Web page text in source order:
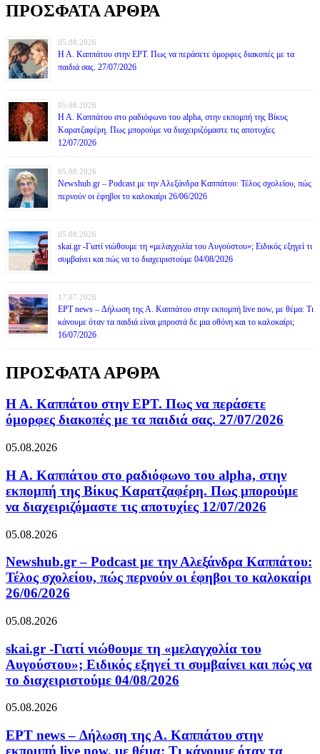
ΠΡΟΣΦΑΤΑ ΑΡΘΡΑ
05.08.2026
Η Α. Καππάτου στην ΕΡΤ. Πως να περάσετε όμορφες διακοπές με τα
παιδιά σας. 27/07/2026
05.08.2026
Η Α. Καππάτου στο ραδιόφωνο του alpha, στην εκπομπή της Βίκυς
Καρατζαφέρη. Πως μπορούμε να διαχειριζόμαστε τις αποτυχίες
12/07/2026
05.08.2026
Newshub.gr – Podcast με την Αλεξάνδρα Καππάτου: Τέλος σχολείου, πώς
περνούν οι έφηβοι το καλοκαίρι 26/06/2026
05.08.2026
skai.gr -Γιατί νιώθουμε τη «μελαγχολία του Αυγούστου»; Ειδικός εξηγεί τι
συμβαίνει και πώς να το διαχειριστούμε 04/08/2026
17.07.2026
ΕΡΤ news – Δήλωση της Α. Καππάτου στην εκπομπή live now, με θέμα: Τι
κάνουμε όταν τα παιδιά είναι μπροστά δε μια οθόνη και το καλοκαίρι;
16/07/2026
ΠΡΟΣΦΑΤΑ ΑΡΘΡΑ
Η Α. Καππάτου στην ΕΡΤ. Πως να περάσετε
όμορφες διακοπές με τα παιδιά σας. 27/07/2026
05.08.2026
Η Α. Καππάτου στο ραδιόφωνο του alpha, στην
εκπομπή της Βίκυς Καρατζαφέρη. Πως μπορούμε
να διαχειριζόμαστε τις αποτυχίες 12/07/2026
05.08.2026
Newshub.gr – Podcast με την Αλεξάνδρα Καππάτου:
Τέλος σχολείου, πώς περνούν οι έφηβοι το καλοκαίρι
26/06/2026
05.08.2026
skai.gr -Γιατί νιώθουμε τη «μελαγχολία του
Αυγούστου»; Ειδικός εξηγεί τι συμβαίνει και πώς να
το διαχειριστούμε 04/08/2026
05.08.2026
ΕΡΤ news – Δήλωση της Α. Καππάτου στην
εκπομπή live now, με θέμα: Τι κάνουμε όταν τα